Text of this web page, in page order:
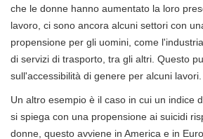
che le donne hanno aumentato la loro
lavoro, ci sono ancora alcuni settori con
propensione per gli uomini, come
di servizi di trasporto, tra gli altri. Questo
sull'accessibilità di genere per alcuni lavori.
Un altro esempio è il caso in cui un indice
si spiega con una propensione ai suicidi
donne, questo avviene in America e in